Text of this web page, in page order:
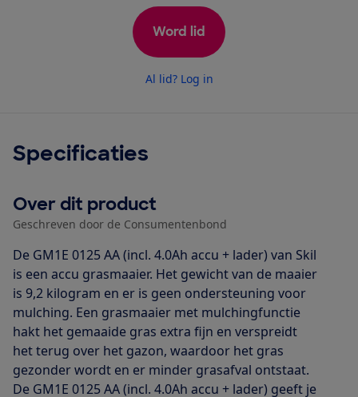
Word lid
Al lid? Log in
Specificaties
Over dit product
Geschreven door de Consumentenbond
De GM1E 0125 AA (incl. 4.0Ah accu + lader) van Skil
is een accu grasmaaier. Het gewicht van de maaier
is 9,2 kilogram en er is geen ondersteuning voor
mulching. Een grasmaaier met mulchingfunctie
hakt het gemaaide gras extra fijn en verspreidt
het terug over het gazon, waardoor het gras
gezonder wordt en er minder grasafval ontstaat.
De GM1E 0125 AA (incl. 4.0Ah accu + lader) geeft je